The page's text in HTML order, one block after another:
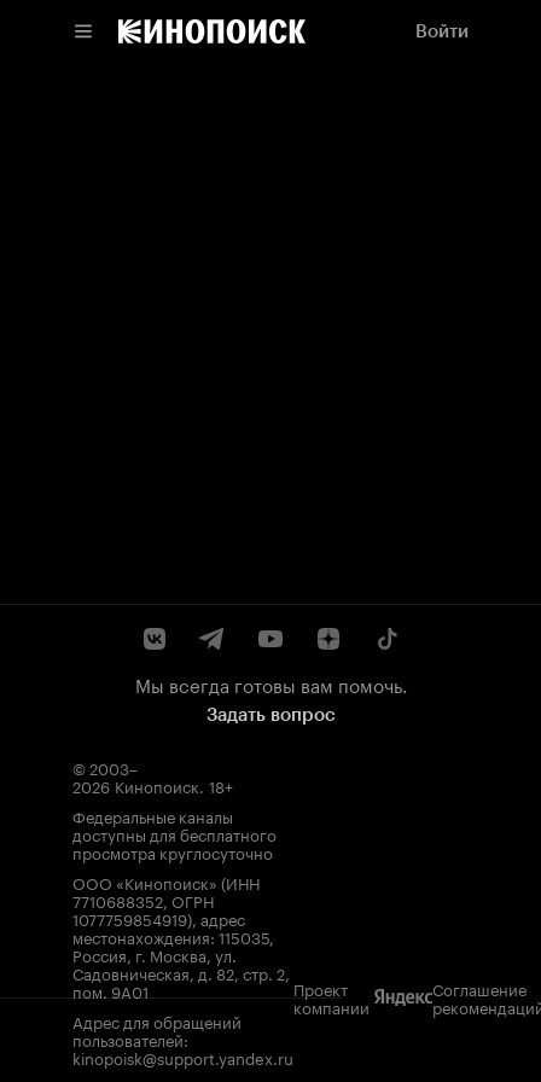
Войти
Мы всегда готовы вам помочь.
Задать вопрос
© 2003–
2026 Кинопоиск. 18+
Федеральные каналы
доступны для бесплатного
просмотра круглосуточно
ООО «Кинопоиск» (ИНН
7710688352, ОГРН
1077759854919), адрес
местонахождения: 115035,
Россия, г. Москва, ул.
Садовническая, д. 82, стр. 2,
пом. 9А01
Адрес для обращений
пользователей:
kinopoisk@support.yandex.ru
Проект
компании
Соглашение